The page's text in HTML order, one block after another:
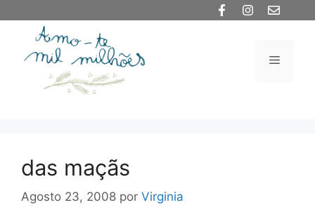
conteúdo
Menu
das maçãs
Agosto 23, 2008 por Virginia